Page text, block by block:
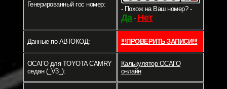
Генерированный гос номер:
- Похож на Ваш номер? -
Да- Нет
Данные по АВТОКОД: !!!ПРОВЕРИТЬ ЗАПИСИ!!!
ОСАГО для TOYOTA CAMRY
седан (_V3_):
Калькулятор ОСАГО
онлайн